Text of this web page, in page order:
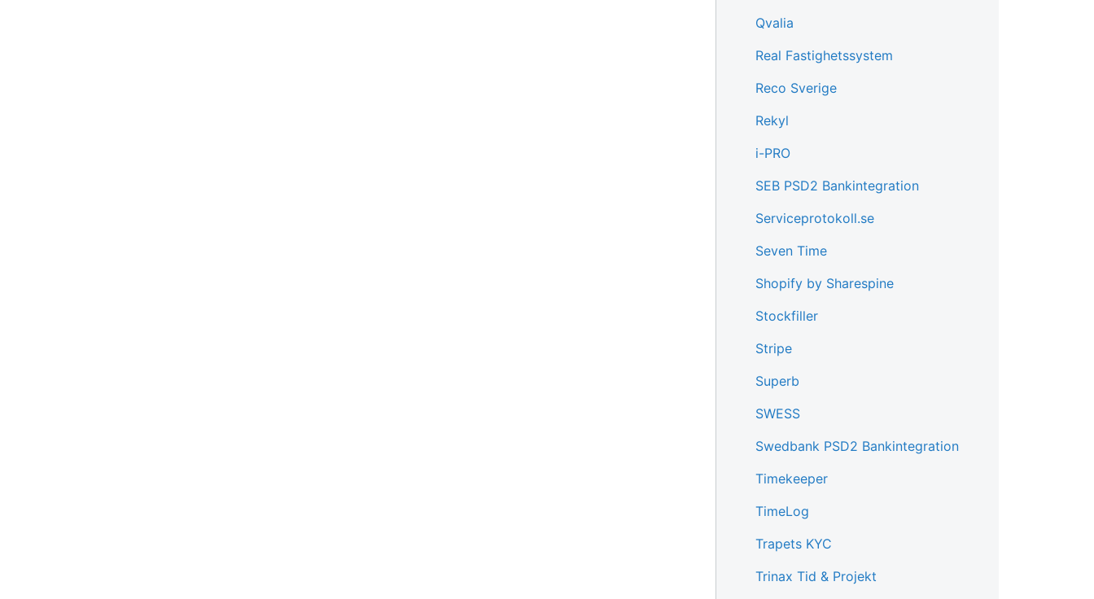
Qvalia
Real Fastighetssystem
Reco Sverige
Rekyl
i-PRO
SEB PSD2 Bankintegration
Serviceprotokoll.se
Seven Time
Shopify by Sharespine
Stockfiller
Stripe
Superb
SWESS
Swedbank PSD2 Bankintegration
Timekeeper
TimeLog
Trapets KYC
Trinax Tid & Projekt